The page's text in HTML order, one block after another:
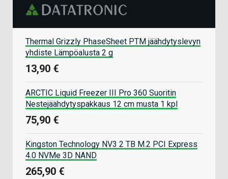
Thermal Grizzly PhaseSheet PTM jäähdytyslevyn
yhdiste Lämpöalusta 2 g
13,90 €
ARCTIC Liquid Freezer III Pro 360 Suoritin
Nestejäähdytyspakkaus 12 cm musta 1 kpl
75,90 €
Kingston Technology NV3 2 TB M.2 PCI Express
4.0 NVMe 3D NAND
265,90 €